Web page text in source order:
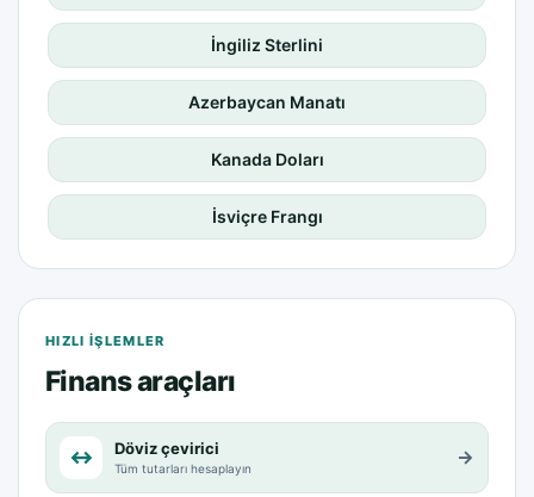
İngiliz Sterlini
Azerbaycan Manatı
Kanada Doları
İsviçre Frangı
HIZLI IŞLEMLER
Finans araçları
↔ Döviz çevirici
Tüm tutarları hesaplayın →